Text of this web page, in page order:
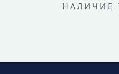
НАЛИЧИЕ